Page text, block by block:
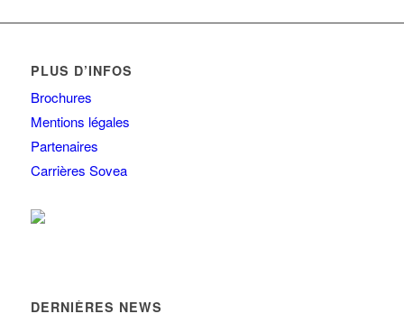
PLUS D’INFOS
Brochures
Mentions légales
Partenaires
Carrières Sovea
DERNIÈRES NEWS